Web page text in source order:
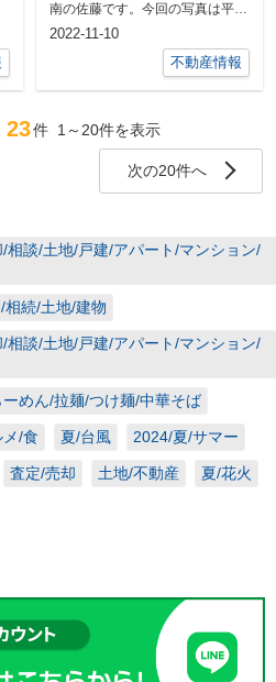
南の佐藤です。今回の写真は平塚
市錦町で新築戸建の販売にあた
2022-11-10
不動産情報
23件 1～20件を表示
次の20件へ
相談/土地/戸建/アパート/マンション/
続/土地/建物
相談/土地/戸建/アパート/マンション/
めん/拉麺/つけ麺/中華そば
メ/食 夏/台風 2024/夏/サマー
査定/売却 土地/不動産 夏/花火